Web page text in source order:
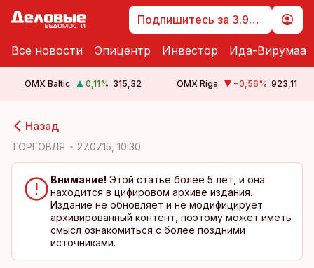
Подпишитесь за 3.99 €
Все новости Эпицентр Инвестор Ида-Вирумаа
OMX Baltic 0,11% 315,32 OMX Riga −0,56% 923,11
Назад
ТОРГОВЛЯ 27.07.15, 10:30
Внимание! Этой статье более 5 лет, и она
находится в цифировом архиве издания.
Издание не обновляет и не модифицирует
архивированный контент, поэтому может иметь
смысл ознакомиться с более поздними
источниками.